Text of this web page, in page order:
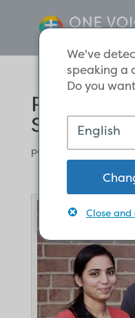
Sana
par Chris Sicks|Nos
We've
speaking a
Do you
English
Close